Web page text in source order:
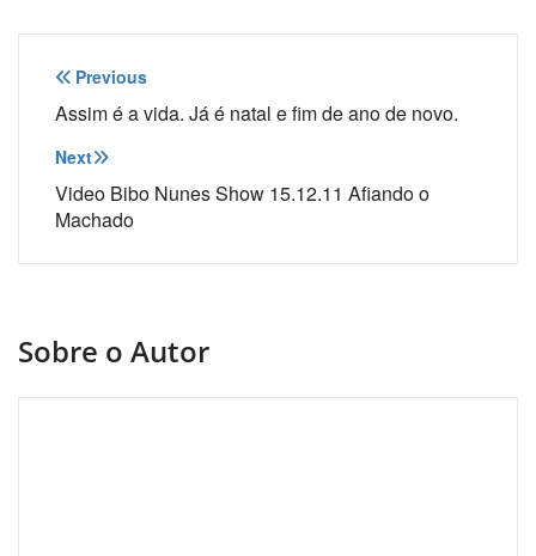
Navegação
de
Post
Previous
Assim é a vida. Já é natal e fim de ano de novo.
Next
Video Bibo Nunes Show 15.12.11 Afiando o
Machado
Sobre o Autor